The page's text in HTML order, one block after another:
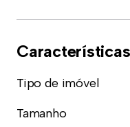
Tipo de imóvel
Tamanho